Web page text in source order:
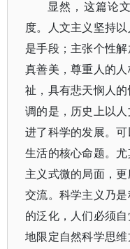
显然，这篇论
度。人文主义坚持
是手段；主张个性
真善美，尊重人的
祉，具有悲天悯人
调的是，历史上以
进了科学的发展。
生活的核心命题。
主义式微的局面，
交流。科学主义乃
的泛化，人们必须
地限定自然科学思